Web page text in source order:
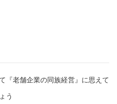
『老舗企業の同族経営』に思えて
う